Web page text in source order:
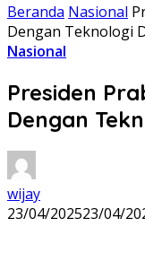
Beranda Nasional
Dengan Teknologi
Nasional
Presiden
Dengan
wijay
23/04/202523/04/